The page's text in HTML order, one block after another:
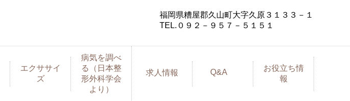
福岡県糟屋郡久山町大字久原３１３３－１
TEL.０９２－９５７－５１５１
エクササイ
ズ
病気を調べ
る（日本整
形外科学会
より）
求人情報 Q&A
お役立ち情
報